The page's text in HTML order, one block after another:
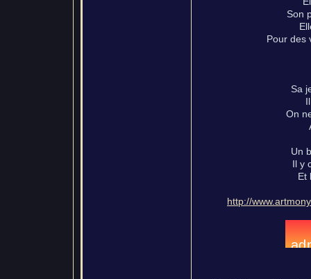
Son
Pour des
Sa
On
Un
Il y
Et
http://